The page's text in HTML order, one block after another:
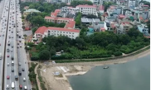
xét tuyển đại
Tuyên